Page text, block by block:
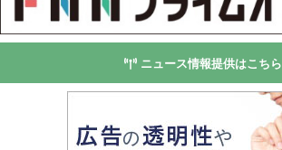
ニュース情報提供はこちら